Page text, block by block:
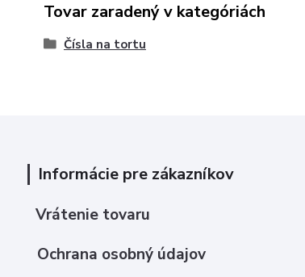
Tovar zaradený v kategóriách
Čísla na tortu
Informácie pre zákazníkov
Vrátenie tovaru
Ochrana osobný údajov